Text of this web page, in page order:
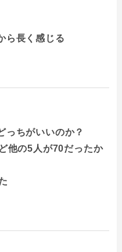
ら長く感じる
っちがいいのか？
他の5人が70だったか